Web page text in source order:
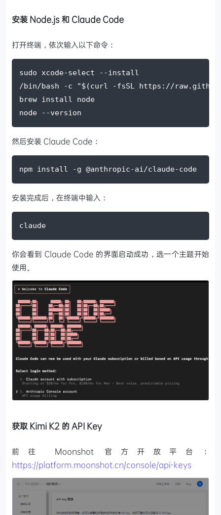
安装 Node.js 和 Claude Code
打开终端，依次输入以下命令：
sudo xcode-select --install
/bin/bash -c "$(curl -fsSL https://
brew install node
node --version
然后安装 Claude Code：
npm install -g @anthropic-ai/claude-code
安装完成后，在终端中输入：
claude
你会看到 Claude Code 的界面启动成功，选一个主题开始
使用。
获取 Kimi K2 的 API Key
前往 Moonshot 官方开放平台：
https://platform.moonshot.cn/console/api-keys